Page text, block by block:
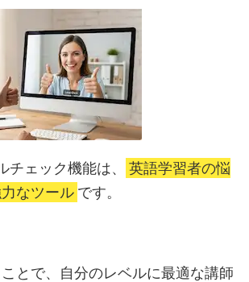
ェック機能は、
英語学習者の悩
なツール です。
とで、自分のレベルに最適な講師